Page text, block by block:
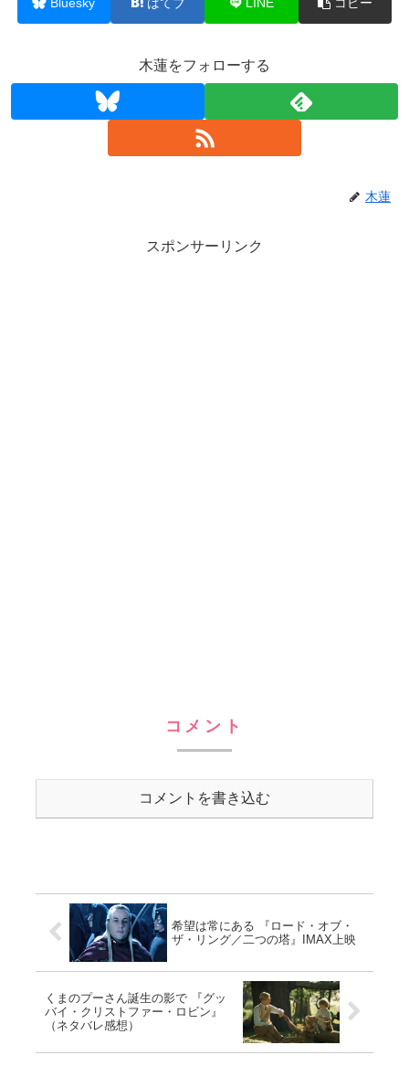
木蓮をフォローする
木蓮
スポンサーリンク
コメント
コメントを書き込む
希望は常にある 『ロード・オブ・
ザ・リング／二つの塔』IMAX上映
くまのプーさん誕生の影で 『グッ
バイ・クリストファー・ロビン』
（ネタバレ感想）